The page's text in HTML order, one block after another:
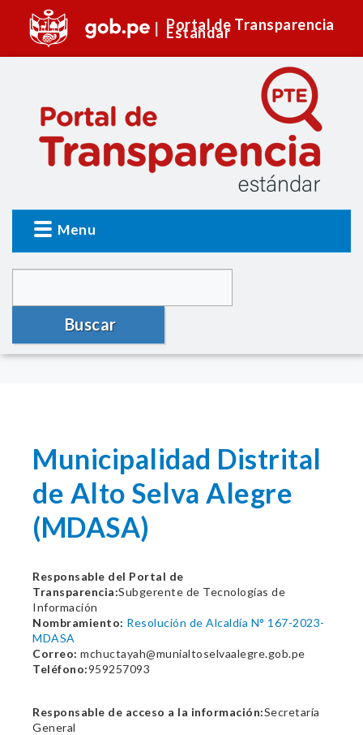
Portal de Transparencia
Estándar
Menu
Buscar
Municipalidad Distrital
de Alto Selva Alegre
(MDASA)
Responsable del Portal de
Transparencia:Subgerente de Tecnologías de
Información
Nombramiento: Resolución de Alcaldía N° 167-2023-
MDASA
Correo: mchuctayah@munialtoselvaalegre.gob.pe
Teléfono:959257093
Responsable de acceso a la información:Secretaría
General